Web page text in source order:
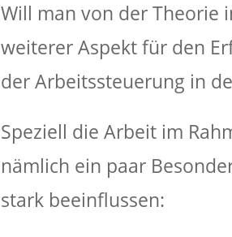
Will man von der Theorie
weiterer Aspekt für den
der Arbeitssteuerung in
Speziell die Arbeit im
nämlich ein paar
stark beeinflussen: